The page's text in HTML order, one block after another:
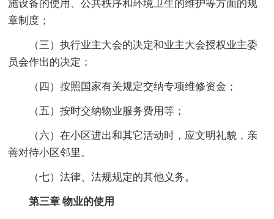
施设备的使用、公共秩序和环境卫生的维护等方面的规
章制度；
（三）执行业主大会的决定和业主大会授权业主委
员会作出的决定；
（四）按照国家有关规定交纳专项维修资金；
（五）按时交纳物业服务费用等；
（六）在小区进出和其它活动时，应文明礼貌，亲
善对待小区邻里。
（七）法律、法规规定的其他义务。
第三章 物业的使用